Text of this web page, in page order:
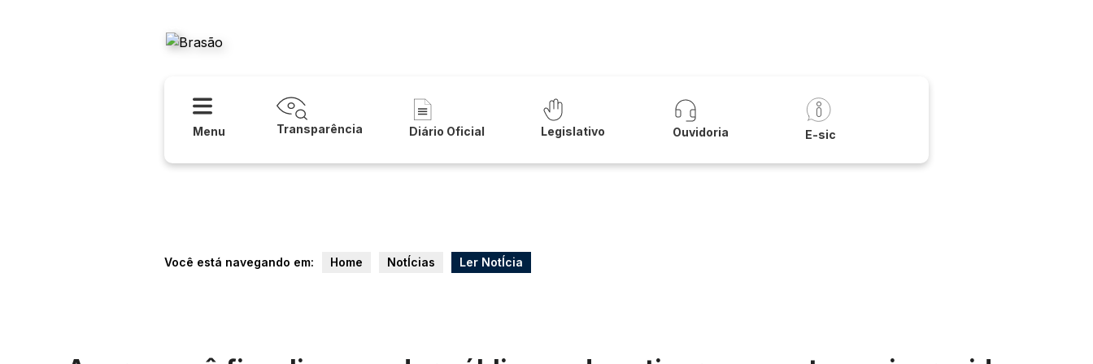
Menu Transparência Diário Oficial Legislativo Ouvidoria E-sic
Você está navegando em: Home NotÍcias Ler NotÍcia